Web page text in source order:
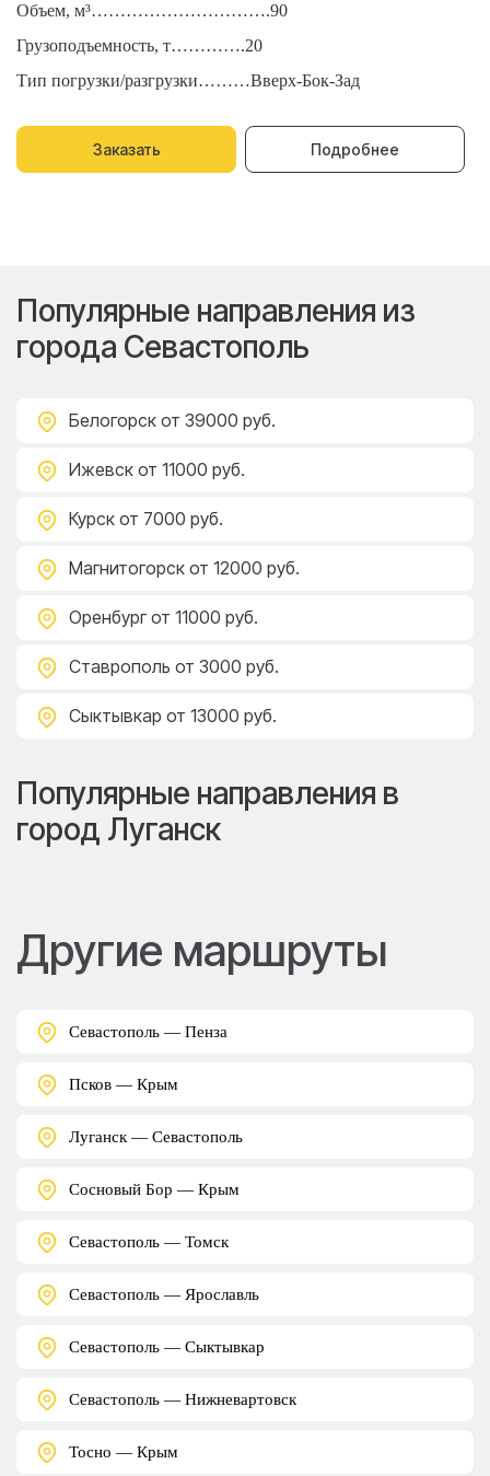
Объем, м³………………………….90
Грузоподъемность, т………….20
Тип погрузки/разгрузки………Вверх-Бок-Зад
Заказать Подробнее
Популярные направления из
города Севастополь
Белогорск от 39000 руб.
Ижевск от 11000 руб.
Курск от 7000 руб.
Магнитогорск от 12000 руб.
Оренбург от 11000 руб.
Ставрополь от 3000 руб.
Сыктывкар от 13000 руб.
Популярные направления в
город Луганск
Другие маршруты
Севастополь — Пенза
Псков — Крым
Луганск — Севастополь
Сосновый Бор — Крым
Севастополь — Томск
Севастополь — Ярославль
Севастополь — Сыктывкар
Севастополь — Нижневартовск
Тосно — Крым